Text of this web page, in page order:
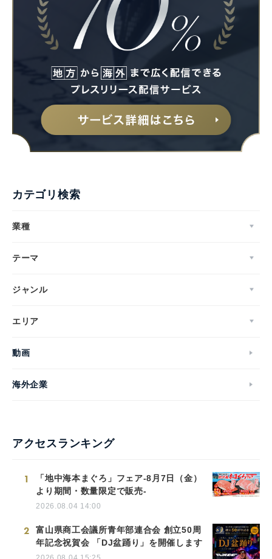
カテゴリ検索
業種
テーマ
ジャンル
エリア
動画
海外企業
アクセスランキング
1
「地中海本まぐろ」フェア-8月7日（金）
より期間・数量限定で販売-
2026.08.04 14:00
2
富山県商工会議所青年部連合会 創立50周
年記念祝賀会 「DJ盆踊り」を開催します